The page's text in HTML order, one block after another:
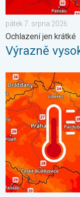
pátek 7. srpna 2026
Ochlazení jen krátké
Výrazně
Ochlazení bude jen